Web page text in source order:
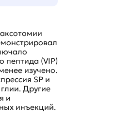
пептида (VIP)
изучено.
SP и
Другие
и
инъекций.